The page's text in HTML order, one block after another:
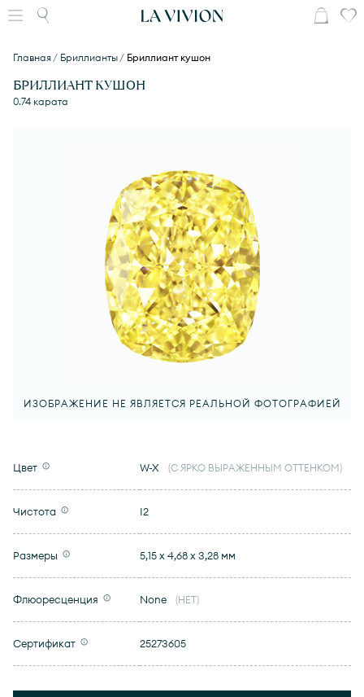
Главная Бриллианты Бриллиант кушон
БРИЛЛИАНТ КУШОН
0.74 карата
ИЗОБРАЖЕНИЕ НЕ ЯВЛЯЕТСЯ РЕАЛЬНОЙ ФОТОГРАФИЕЙ
Цвет W-X (С ЯРКО ВЫРАЖЕННЫМ ОТТЕНКОМ)
Чистота I2
Размеры 5,15 x 4,68 x 3,28 мм
Флюоресценция None (НЕТ)
Сертификат 25273605